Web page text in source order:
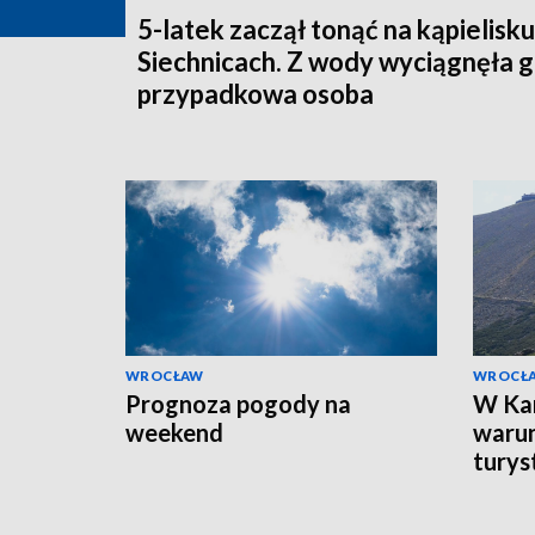
5-latek zaczął tonąć na
Siechnicach. Z wody wyciągnęła
przypadkowa osoba
WROCŁAW
Prognoza pogody na
weekend
W